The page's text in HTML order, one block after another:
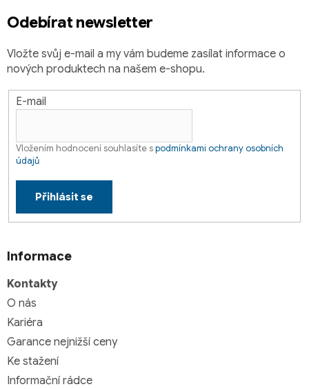
Odebírat newsletter
Vložte svůj e-mail a my vám budeme zasílat informace o
nových produktech na našem e-shopu.
E-mail
Vložením hodnocení souhlasíte spodmínkami ochrany osobních
údajů
Přihlásit se
Informace
Kontakty
O nás
Kariéra
Garance nejnižší ceny
Ke stažení
Informační rádce